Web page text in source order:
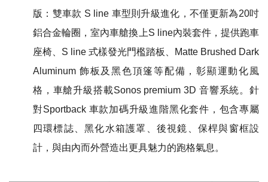
版：雙車款 S line 車型則升級進化，不僅更新為20吋
鋁合金輪圈，室內車艙換上S line內裝套件，提供跑車
座椅、S line 式樣發光門檻踏板、Matte Brushed Dark
Aluminum 飾板及黑色頂篷等配備，彰顯運動化風
格，車艙升級搭載Sonos premium 3D 音響系統。針
對Sportback 車款加碼升級進階黑化套件，包含專屬
四環標誌、黑化水箱護罩、後視鏡、保桿與窗框設
計，與由內而外營造出更具魅力的跑格氣息。